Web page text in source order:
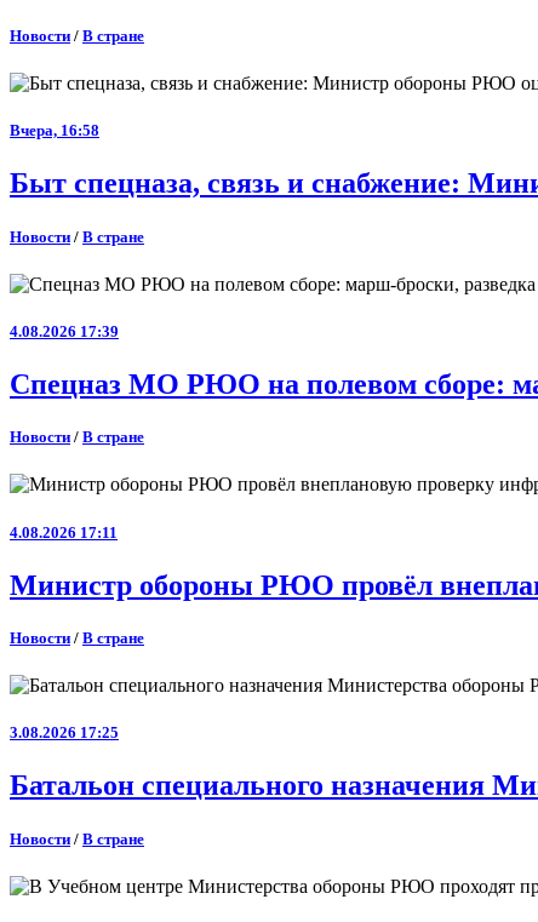
Новости / В стране
Вчера, 16:58
Быт спецназа, связь и снабжение:
Новости / В стране
4.08.2026 17:39
Спецназ МО РЮО на полевом сборе:
Новости / В стране
4.08.2026 17:11
Министр обороны РЮО провёл
Новости / В стране
3.08.2026 17:25
Батальон специального назначения
Новости / В стране